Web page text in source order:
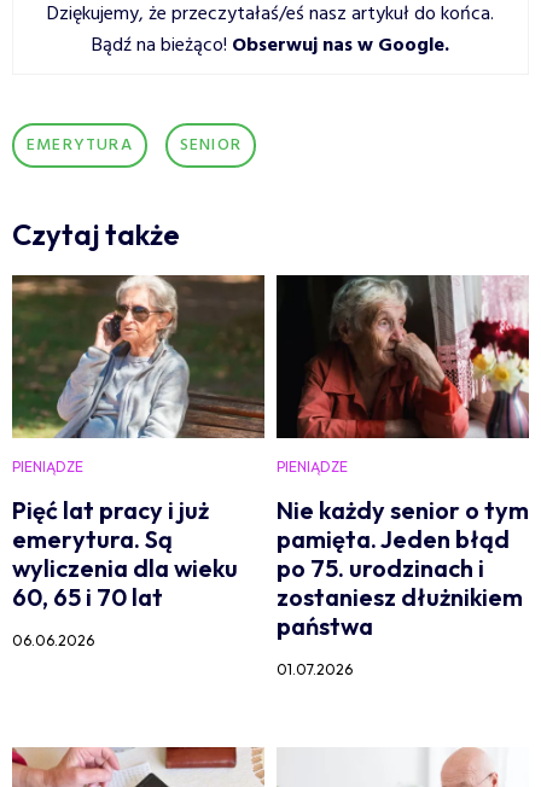
Dziękujemy, że przeczytałaś/eś nasz artykuł do końca.
Bądź na bieżąco! Obserwuj nas w Google.
EMERYTURA SENIOR
Czytaj także
PIENIĄDZE
Pięć lat pracy i już
emerytura. Są
wyliczenia dla wieku
60, 65 i 70 lat
06.06.2026
PIENIĄDZE
Nie każdy senior o tym
pamięta. Jeden błąd
po 75. urodzinach i
zostaniesz dłużnikiem
państwa
01.07.2026